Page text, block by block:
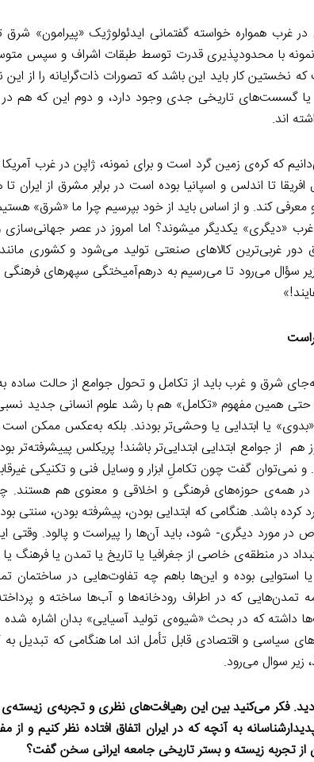
همواره خواسته گفتمانی ایدئولوژیک «پیرامون» شرق
نمونه با محدودپذیری قدرت توسط طبقات اشراف و سپس
کار باید این باشد که تصورات ذات‌گرایانه را از این
یا گسست‌های تاریخی جدی وجود دارد، و دوم این که هم
اند.
که کره‌ی زمین گرد است و برای نمونه، ژاپن در غرب
تا اندلس و اسپانیا بوده است در برابر مشرق از ایران
معرفی کند. و از اساس باید از خود بپرسیم چرا ما «شرق»
«دیگری» یکدیگر میشوند؟ اما امروز در عصر جهانی‌سازی
کالاهای صنعتی تولید می‌شود و کشوری مانند
سؤال می‌رود تا می‌رسیم به درهم‌آمیختگی سپهرهای فرهنگی
شرق و غرب باید از تکامل و تحول جوامع از حالت ساده
مفهوم «تکامل» هم با رشد علوم انسانی جدید نسبی
یا ابتدایی یا وحشی‌تر بودند. بلکه به‌عکس ممکن
از جوامع ابتدایی ابتدایی‌تر باشند! پریکلس پییشرفته‌تر
و نمی‌توان گفت چون تکاملِ ابزار و وسایل فنی و تکنیکی
در همه‌ی حوزه‌های فرهنگی و اخلاقی و معنوی هم
باشد. هنگامی که ابتدایی بودن، پیشرفته بودن، سنتی
مورد دیگری- شود، باید آن‌ها را پیراست و پالود. وقتی
در منطقه‌ی خاصی از جغرافیا یا تاریخ یا تمدن یا فرهنگ
استوایی بوده و این‌ها باهم چه تفاوت‌هایی در ساختمان
که در اطراف رودخانه‌ها و آب‌ها ساخته و
داشته که در بحث «شیوه‌ی تولید آسیایی» بدان اشاره
سیاسی و اقتصادی قابل تأمل اند اما هنگامی که تبدیل
زیر سوال می‌رود.
به آنچه که در ایران اتفاق افتاده نظر کنیم و از
از تجربه زیسته و بستر تاریخی جامعه ایرانی سخن گفت؟